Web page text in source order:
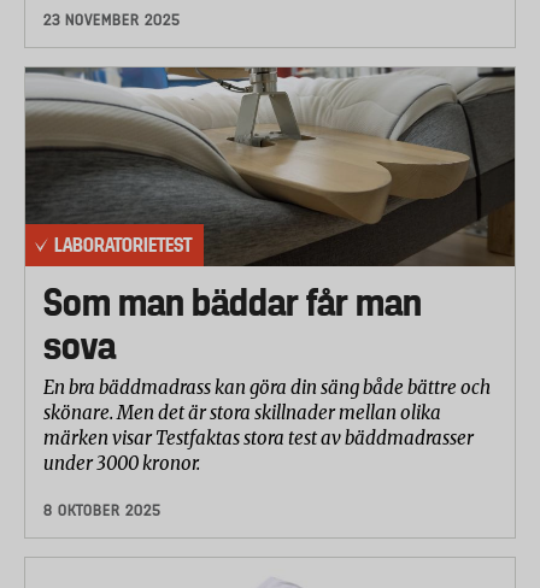
23 NOVEMBER 2025
LABORATORIETEST
Som man bäddar får man
sova
En bra bäddmadrass kan göra din säng både bättre och
skönare. Men det är stora skillnader mellan olika
märken visar Testfaktas stora test av bäddmadrasser
under 3000 kronor.
8 OKTOBER 2025